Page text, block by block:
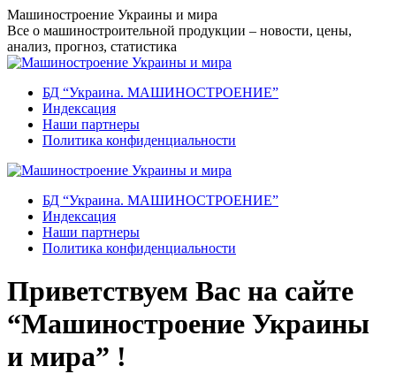
Машиностроение Украины и мира
Все о машиностроительной продукции – новости, цены,
анализ, прогноз, статистика
БД “Украина. МАШИНОСТРОЕНИЕ”
Индекcация
Наши партнеры
Политика конфиденциальности
БД “Украина. МАШИНОСТРОЕНИЕ”
Индекcация
Наши партнеры
Политика конфиденциальности
Приветствуем Вас на сайте
“Машиностроение Украины
и мира” !